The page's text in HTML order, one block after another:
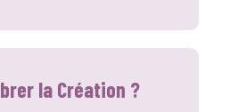
la Création ?